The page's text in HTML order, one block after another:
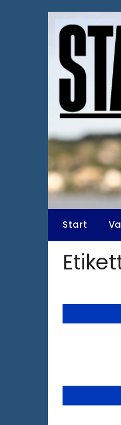
Start